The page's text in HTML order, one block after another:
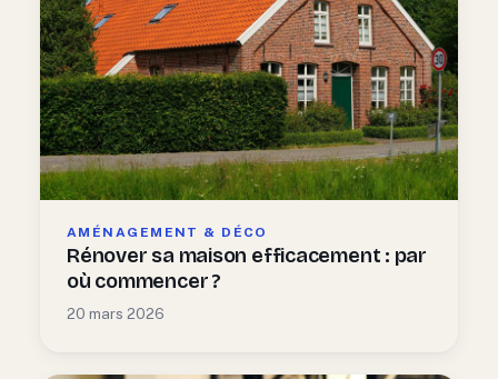
AMÉNAGEMENT & DÉCO
Rénover sa maison efficacement : par
où commencer ?
20 mars 2026